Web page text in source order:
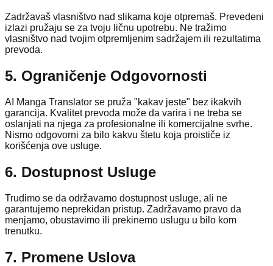
Zadržavaš vlasništvo nad slikama koje otpremaš. Prevedeni
izlazi pružaju se za tvoju ličnu upotrebu. Ne tražimo
vlasništvo nad tvojim otpremljenim sadržajem ili rezultatima
prevoda.
5. Ograničenje Odgovornosti
AI Manga Translator se pruža "kakav jeste" bez ikakvih
garancija. Kvalitet prevoda može da varira i ne treba se
oslanjati na njega za profesionalne ili komercijalne svrhe.
Nismo odgovorni za bilo kakvu štetu koja proističe iz
korišćenja ove usluge.
6. Dostupnost Usluge
Trudimo se da održavamo dostupnost usluge, ali ne
garantujemo neprekidan pristup. Zadržavamo pravo da
menjamo, obustavimo ili prekinemo uslugu u bilo kom
trenutku.
7. Promene Uslova